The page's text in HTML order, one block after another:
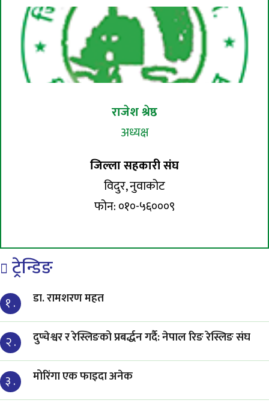
राजेश श्रेष्ठ
अध्यक्ष
जिल्ला सहकारी संघ
विदुर, नुवाकोट
फोन: ०१०-५६०००९
ट्रेन्डिङ
१ . डा. रामशरण महत
२ . दुप्चेश्वर र रेस्लिङको प्रबर्द्धन गर्दै: नेपाल रिङ रेस्लिङ संघ
३ . मोरिंगा एक फाइदा अनेक